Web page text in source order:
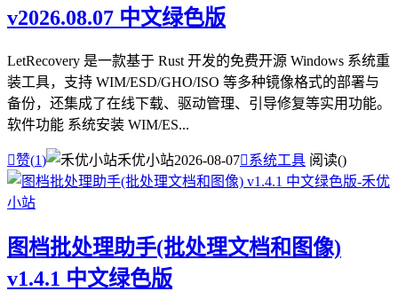
v2026.08.07 中文绿色版
LetRecovery 是一款基于 Rust 开发的免费开源 Windows 系统重
装工具，支持 WIM/ESD/GHO/ISO 等多种镜像格式的部署与
备份，还集成了在线下载、驱动管理、引导修复等实用功能。
软件功能 系统安装 WIM/ES...
赞(1) 禾优小站2026-08-07系统工具 阅读()
图档批处理助手(批处理文档和图像)
v1.4.1 中文绿色版